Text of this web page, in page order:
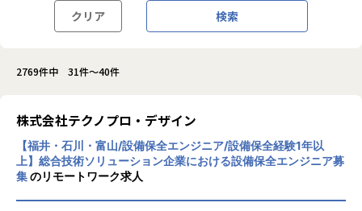
クリア 検索
2769件中 31件～40件
株式会社テクノプロ・デザイン
【福井・石川・富山/設備保全エンジニア/設備保全経験1年以
上】総合技術ソリューション企業における設備保全エンジニア募
集のリモートワーク求人